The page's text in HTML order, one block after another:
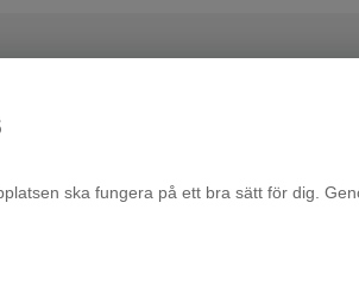
ska fungera på ett bra sätt för dig.